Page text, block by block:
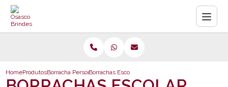
HomeProdutosBorracha PersonalizadaBorrachas Escolar com capa